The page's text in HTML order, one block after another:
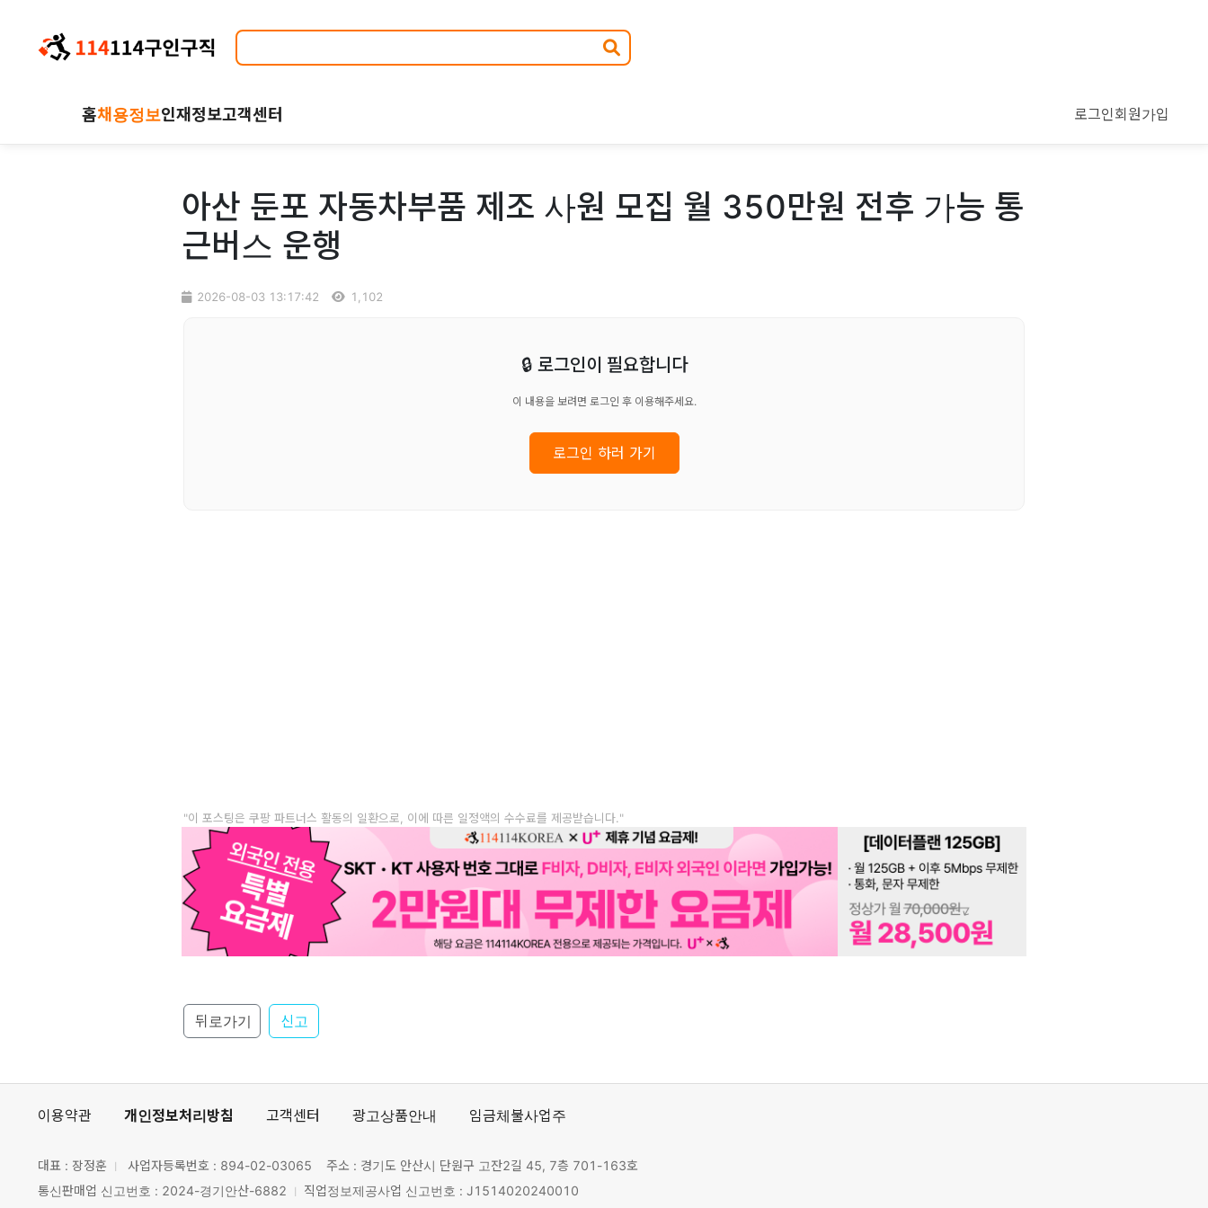
홈채용정보인재정보고객센터 로그인회원가입
아산 둔포 자동차부품 제조 사원 모집 월 350만원 전후 가능 통
근버스 운행
2026-08-03 13:17:42 1,102
🔒 로그인이 필요합니다
이 내용을 보려면 로그인 후 이용해주세요.
로그인 하러 가기
"이 포스팅은 쿠팡 파트너스 활동의 일환으로, 이에 따른 일정액의 수수료를 제공받습니다."
뒤로가기 신고
이용약관 개인정보처리방침 고객센터 광고상품안내 임금체불사업주
대표 : 장정훈 사업자등록번호 : 894-02-03065
주소 : 경기도 안산시 단원구 고잔2길 45, 7층 701-163호
통신판매업 신고번호 : 2024-경기안산-6882
직업정보제공사업 신고번호 : J1514020240010